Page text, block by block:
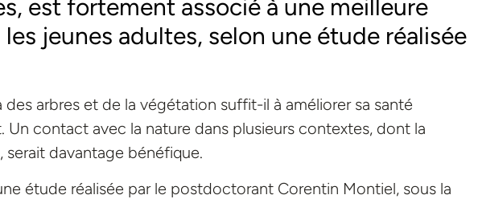
est fortement associé à une meilleure
jeunes adultes, selon une étude réalisée
des arbres et de la végétation suffit-il à améliorer sa santé
Un contact avec la nature dans plusieurs contextes, dont la
serait davantage bénéfique.
étude réalisée par le postdoctorant Corentin Montiel, sous la